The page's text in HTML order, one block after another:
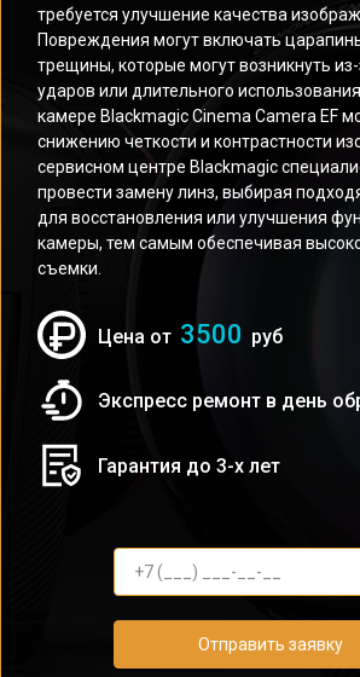
требуется улучшение качества
Повреждения могут включать
трещины, которые могут возникнуть
ударов или длительного
камере Blackmagic Cinema Camera EF
снижению четкости и контрастности
сервисном центре Blackmagic
провести замену линз, выбирая
для восстановления или улучшения
камеры, тем самым обеспечивая
съемки.
Цена от 3500 руб
Экспресс ремонт в день
Гарантия до 3-х лет
Отправить заявку